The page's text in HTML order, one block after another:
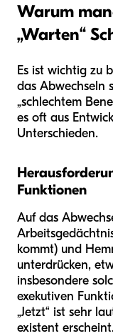
Warum
„Warten“
Es ist wichtig zu
das Abwechseln
„schlechtem
es oft aus
Unterschieden.
Funktionen
Auf das
kommt) und
unterdrücken,
insbesondere
exekutiven
„Jetzt“ ist sehr
existent